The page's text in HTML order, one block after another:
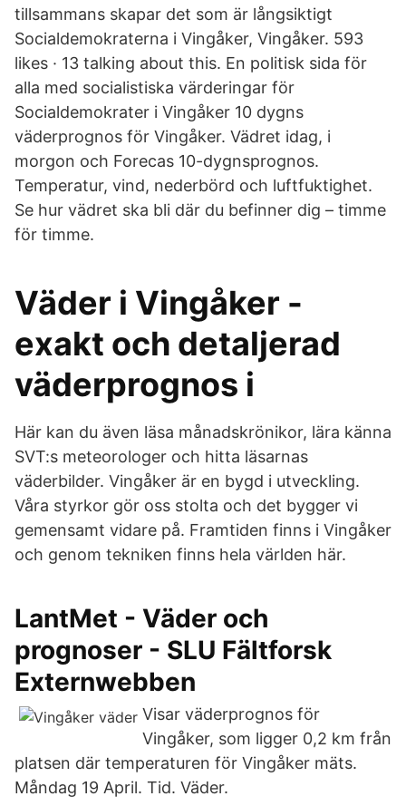
tillsammans skapar det som är långsiktigt
Socialdemokraterna i Vingåker, Vingåker. 593
likes · 13 talking about this. En politisk sida för
alla med socialistiska värderingar för
Socialdemokrater i Vingåker 10 dygns
väderprognos för Vingåker. Vädret idag, i
morgon och Forecas 10-dygnsprognos.
Temperatur, vind, nederbörd och luftfuktighet.
Se hur vädret ska bli där du befinner dig – timme
för timme.
Väder i Vingåker -
exakt och detaljerad
väderprognos i
Här kan du även läsa månadskrönikor, lära känna
SVT:s meteorologer och hitta läsarnas
väderbilder. Vingåker är en bygd i utveckling.
Våra styrkor gör oss stolta och det bygger vi
gemensamt vidare på. Framtiden finns i Vingåker
och genom tekniken finns hela världen här.
LantMet - Väder och
prognoser - SLU Fältforsk
Externwebben
Visar väderprognos för
Vingåker, som ligger 0,2 km från
platsen där temperaturen för Vingåker mäts.
Måndag 19 April. Tid. Väder.